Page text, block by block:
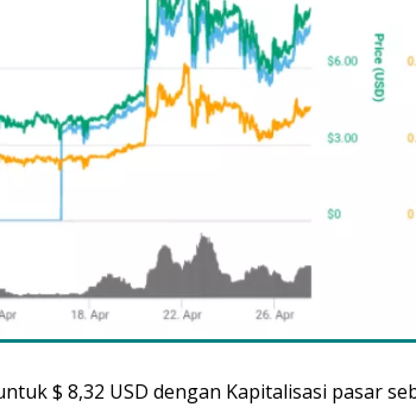
$ 8,32 USD dengan Kapitalisasi pasar